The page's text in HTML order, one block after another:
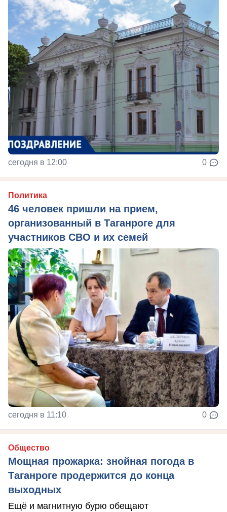
сегодня в 12:00 0
Политика
46 человек пришли на прием,
организованный в Таганроге для
участников СВО и их семей
сегодня в 11:10 0
Общество
Мощная прожарка: знойная погода в
Таганроге продержится до конца
выходных
Ещё и магнитную бурю обещают